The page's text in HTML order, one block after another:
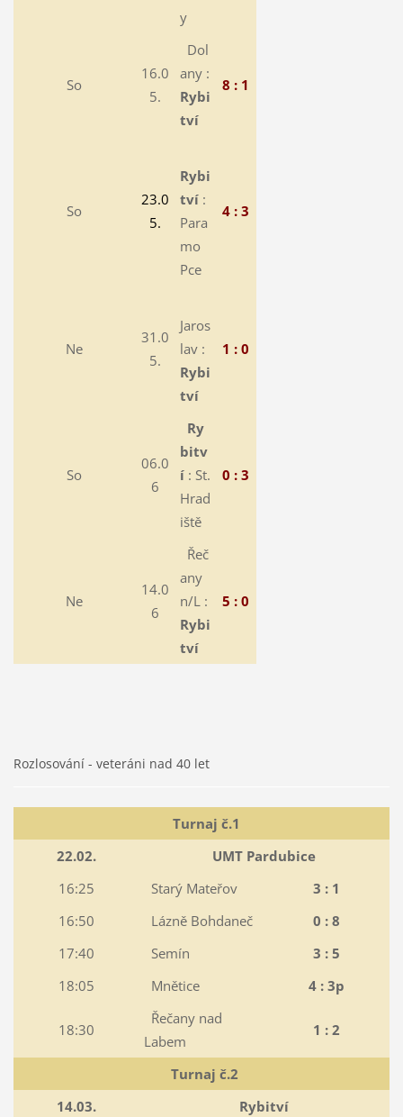
y
So
16.0
5.
Dol
any :
Rybi
tví
8 : 1
So
23.0
5.
Rybi
tví:
Para
mo
Pce
4 : 3
Ne
31.0
5.
Jaros
lav :
Rybi
tví
1 : 0
So
06.0
6
Ry
bitv
í: St.
Hrad
iště
0 : 3
Ne
14.0
6
Řeč
any
n/L :
Rybi
tví
5 : 0
Rozlosování - veteráni nad 40 let
Turnaj č.1
22.02.
UMT Pardubice
16:25
Starý Mateřov
3 : 1
16:50
Lázně Bohdaneč
0 : 8
17:40
Semín
3 : 5
18:05
Mnětice 4 : 3p
18:30
Řečany nad
Labem
1 : 2
Turnaj č.2
14.03.
Rybitví